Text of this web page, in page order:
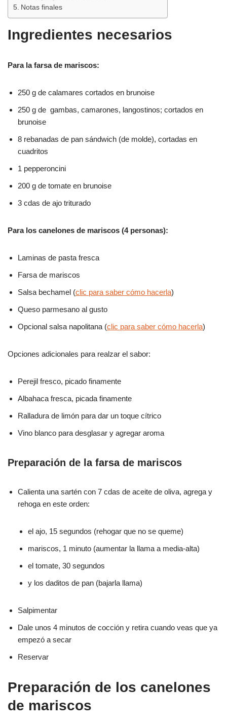
Notas finales
Ingredientes necesarios
Para la farsa de mariscos:
250 g de calamares cortados en brunoise
250 g de gambas, camarones, langostinos; cortados en
brunoise
8 rebanadas de pan sándwich (de molde), cortadas en
cuadritos
1 pepperoncini
200 g de tomate en brunoise
3 cdas de ajo triturado
Para los canelones de mariscos (4 personas):
Laminas de pasta fresca
Farsa de mariscos
Salsa bechamel (clic para saber cómo hacerla)
Queso parmesano al gusto
Opcional salsa napolitana (clic para saber cómo hacerla)
Opciones adicionales para realzar el sabor:
Perejil fresco, picado finamente
Albahaca fresca, picada finamente
Ralladura de limón para dar un toque cítrico
Vino blanco para desglasar y agregar aroma
Preparación de la farsa de mariscos
Calienta una sartén con 7 cdas de aceite de oliva, agrega y
rehoga en este orden:
el ajo, 15 segundos (rehogar que no se queme)
mariscos, 1 minuto (aumentar la llama a media-alta)
el tomate, 30 segundos
y los daditos de pan (bajarla llama)
Salpimentar
Dale unos 4 minutos de cocción y retira cuando veas que ya
empezó a secar
Reservar
Preparación de los canelones
de mariscos